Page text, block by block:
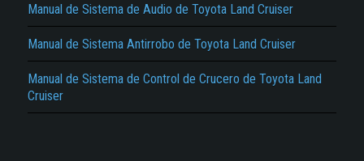
Manual de Sistema de Audio de Toyota Land Cruiser
Manual de Sistema Antirrobo de Toyota Land Cruiser
Manual de Sistema de Control de Crucero de Toyota Land
Cruiser
Texto o Imagen de portada son erróneos.
No carga o no se visualiza el contenido.